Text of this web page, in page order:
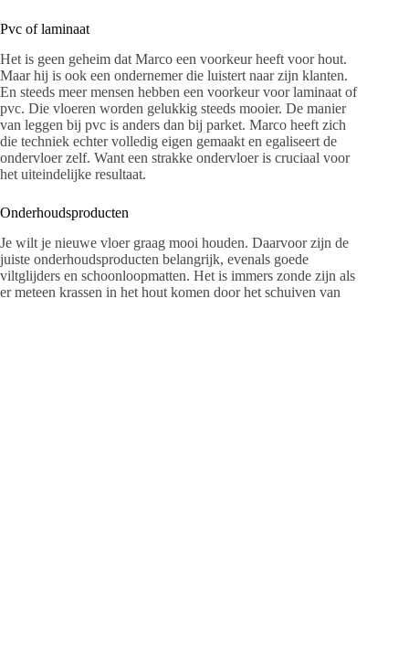
Pvc of laminaat
Het is geen geheim dat Marco een voorkeur heeft voor hout.
Maar hij is ook een ondernemer die luistert naar zijn klanten.
En steeds meer mensen hebben een voorkeur voor laminaat of
pvc. Die vloeren worden gelukkig steeds mooier. De manier
van leggen bij pvc is anders dan bij parket. Marco heeft zich
die techniek echter volledig eigen gemaakt en egaliseert de
ondervloer zelf. Want een strakke ondervloer is cruciaal voor
het uiteindelijke resultaat.
Onderhoudsproducten
Je wilt je nieuwe vloer graag mooi houden. Daarvoor zijn de
juiste onderhoudsproducten belangrijk, evenals goede
viltglijders en schoonloopmatten. Het is immers zonde zijn als
er meteen krassen in het hout komen door het schuiven van